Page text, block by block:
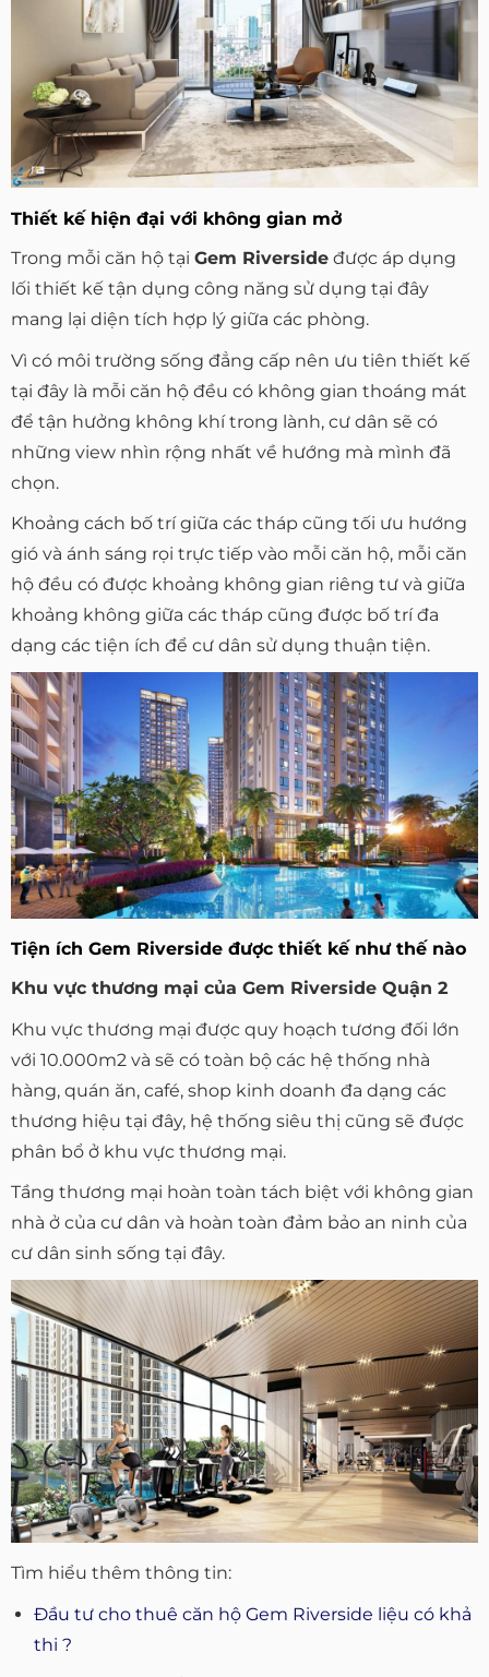
Thiết kế hiện đại với không gian mở
Trong mỗi căn hộ tại Gem Riverside được áp dụng
lối thiết kế tận dụng công năng sử dụng tại đây
mang lại diện tích hợp lý giữa các phòng.
Vì có môi trường sống đẳng cấp nên ưu tiên thiết kế
tại đây là mỗi căn hộ đều có không gian thoáng mát
để tận hưởng không khí trong lành, cư dân sẽ có
những view nhìn rộng nhất về hướng mà mình đã
chọn.
Khoảng cách bố trí giữa các tháp cũng tối ưu hướng
gió và ánh sáng rọi trực tiếp vào mỗi căn hộ, mỗi căn
hộ đều có được khoảng không gian riêng tư và giữa
khoảng không giữa các tháp cũng được bố trí đa
dạng các tiện ích để cư dân sử dụng thuận tiện.
Tiện ích Gem Riverside được thiết kế như thế nào
Khu vực thương mại của Gem Riverside Quận 2
Khu vực thương mại được quy hoạch tương đối lớn
với 10.000m2 và sẽ có toàn bộ các hệ thống nhà
hàng, quán ăn, café, shop kinh doanh đa dạng các
thương hiệu tại đây, hệ thống siêu thị cũng sẽ được
phân bổ ở khu vực thương mại.
Tầng thương mại hoàn toàn tách biệt với không gian
nhà ở của cư dân và hoàn toàn đảm bảo an ninh của
cư dân sinh sống tại đây.
Tìm hiểu thêm thông tin:
Đầu tư cho thuê căn hộ Gem Riverside liệu có khả
thi ?